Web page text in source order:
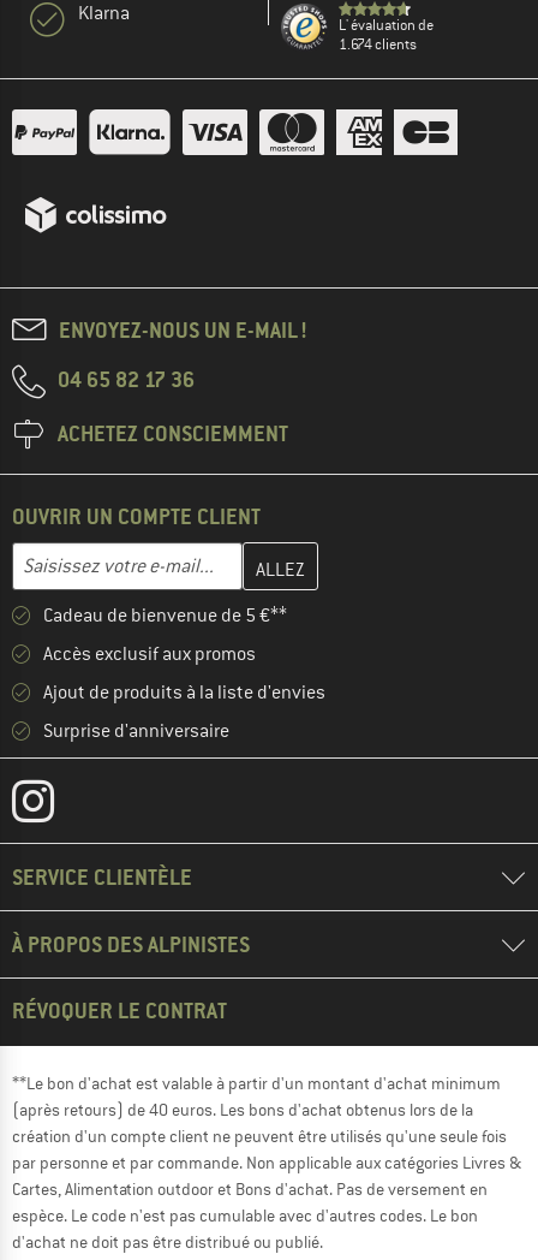
Klarna
L' évaluation de
1.674 clients
ENVOYEZ-NOUS UN E-MAIL !
04 65 82 17 36
ACHETEZ CONSCIEMMENT
OUVRIR UN COMPTE CLIENT
Saisissez votre e-mail...
Entrez votre adresse e-mail ici et créez votre compte client à la
Cadeau de bienvenue de 5 €**
Accès exclusif aux promos
Ajout de produits à la liste d'envies
Surprise d'anniversaire
SERVICE CLIENTÈLE
À PROPOS DES ALPINISTES
RÉVOQUER LE CONTRAT
**Le bon d'achat est valable à partir d'un montant d'achat minimum
(après retours) de 40 euros. Les bons d'achat obtenus lors de la
création d'un compte client ne peuvent être utilisés qu'une seule fois
par personne et par commande. Non applicable aux catégories Livres &
Cartes, Alimentation outdoor et Bons d'achat. Pas de versement en
espèce. Le code n'est pas cumulable avec d'autres codes. Le bon
d'achat ne doit pas être distribué ou publié.